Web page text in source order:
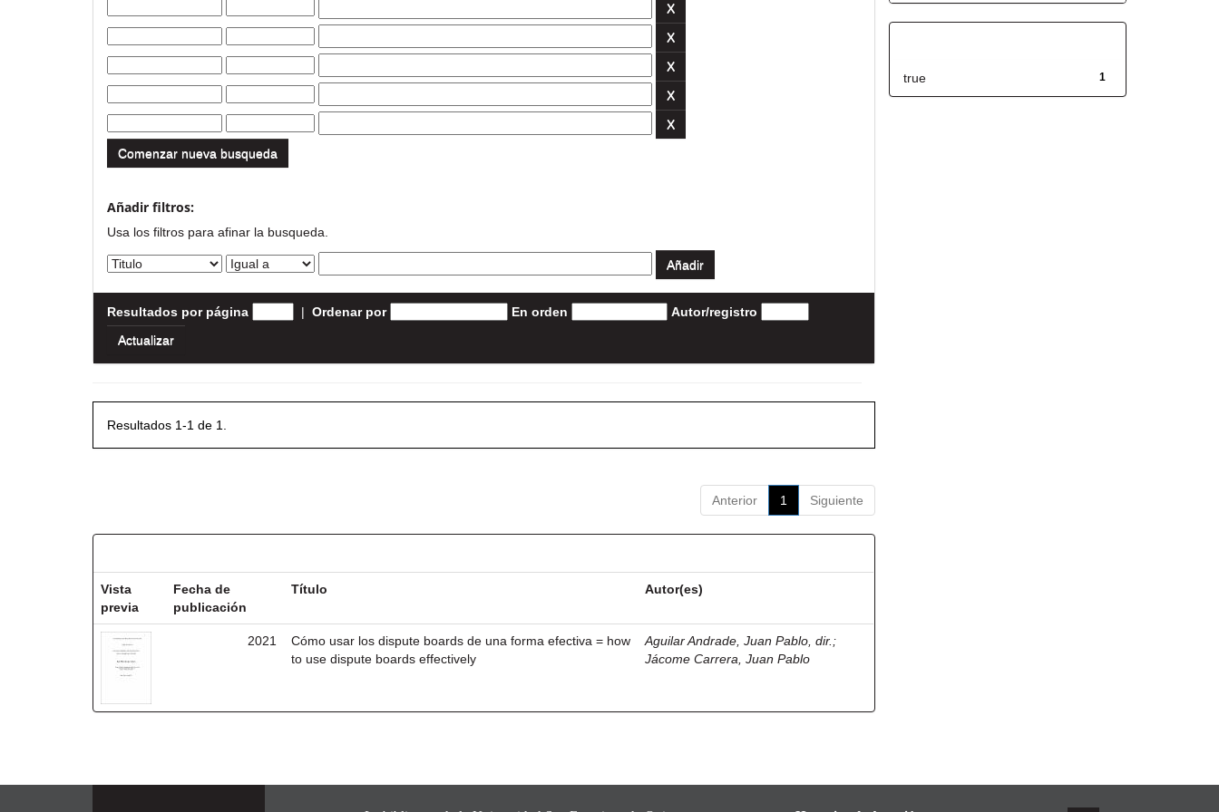
Comenzar nueva busqueda
Añadir filtros:
Usa los filtros para afinar la busqueda.
Resultados por página | Ordenar por En orden Autor/registro
Resultados 1-1 de 1.
Anterior 1 Siguiente
Vista
previa
Fecha de
publicación
Título Autor(es)
2021
Cómo usar los dispute boards de una forma efectiva = how
to use dispute boards effectively
Aguilar Andrade, Juan Pablo, dir. ;
Jácome Carrera, Juan Pablo
1
true